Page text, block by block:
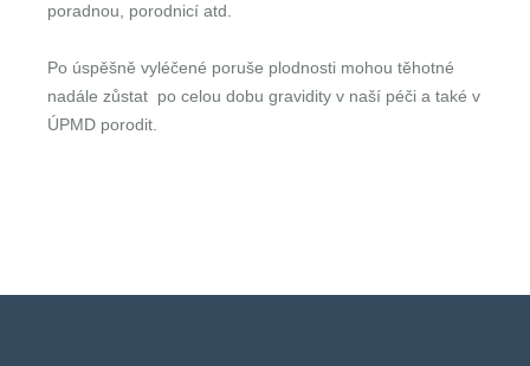
poradnou, porodnicí atd.
Po úspěšně vyléčené poruše plodnosti mohou těhotné
nadále zůstat po celou dobu gravidity v naší péči a také v
ÚPMD porodit.